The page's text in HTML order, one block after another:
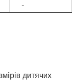
-
дитячих